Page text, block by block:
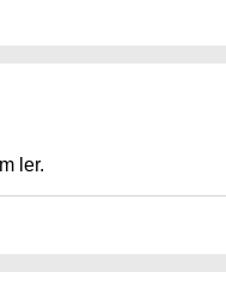
ler.